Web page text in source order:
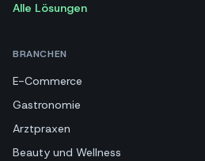
Alle Lösungen
BRANCHEN
E-Commerce
Gastronomie
Arztpraxen
Beauty und Wellness